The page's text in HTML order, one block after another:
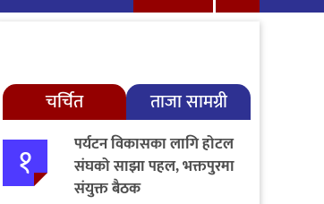
चर्चित ताजा सामग्री
१
पर्यटन विकासका लागि होटल
संघको साझा पहल, भक्तपुरमा
संयुक्त बैठक